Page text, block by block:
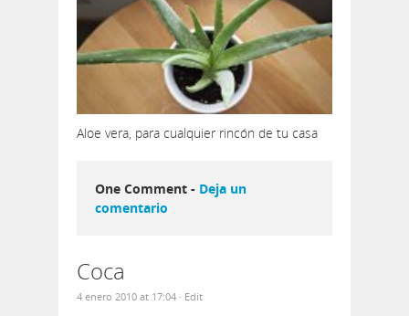
Aloe vera, para cualquier rincón de tu casa
One Comment - Deja un
comentario
Coca
4 enero 2010 at 17:04 · Edit